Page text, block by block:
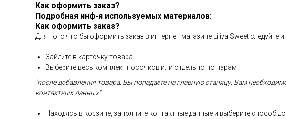
Как оформить заказ?
Подробная инф-я используемых материалов:
Как оформить заказ?
Для того что бы оформить заказ в интернет магазине Liliya Sweet следуйте
Зайдите в карточку товара
Выберите весь комплект носочков или отдельно по парам
"после добавления товара, Вы попадаете на главную станицу, Вам
контактных данных"
Находясь в корзине, заполните контактные данные и выберите способ